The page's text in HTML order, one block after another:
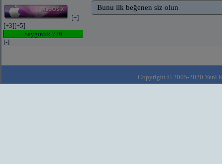
[+]
[+3][+5]
Saygınlık 776
[-]
Bunu ilk beğenen siz olun
Copyright © 2005-2020 Yeni